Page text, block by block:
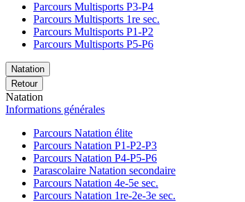
Parcours Multisports P3-P4
Parcours Multisports 1re sec.
Parcours Multisports P1-P2
Parcours Multisports P5-P6
Natation
Retour
Natation
Informations générales
Parcours Natation élite
Parcours Natation P1-P2-P3
Parcours Natation P4-P5-P6
Parascolaire Natation secondaire
Parcours Natation 4e-5e sec.
Parcours Natation 1re-2e-3e sec.